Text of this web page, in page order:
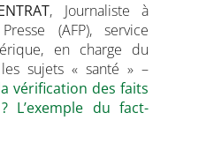
, Journaliste à
(AFP), service
en charge du
sujets « santé » –
vérification des faits
L’exemple du fact-